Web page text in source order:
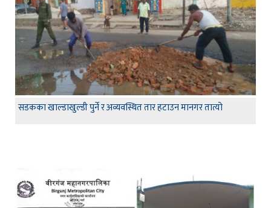
सडकका खाल्डाखुल्डी पुर्ने र अव्यवस्थित तार हटाउन मानगर तात्यो